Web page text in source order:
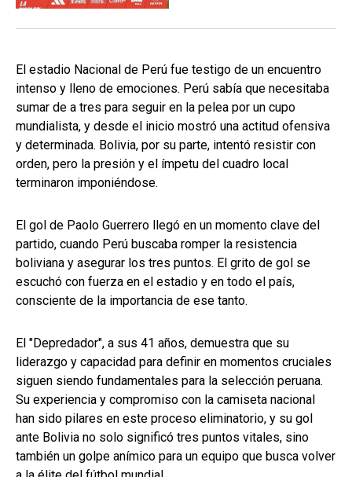
El estadio Nacional de Perú fue testigo de un encuentro
intenso y lleno de emociones. Perú sabía que necesitaba
sumar de a tres para seguir en la pelea por un cupo
mundialista, y desde el inicio mostró una actitud ofensiva
y determinada. Bolivia, por su parte, intentó resistir con
orden, pero la presión y el ímpetu del cuadro local
terminaron imponiéndose.
El gol de Paolo Guerrero llegó en un momento clave del
partido, cuando Perú buscaba romper la resistencia
boliviana y asegurar los tres puntos. El grito de gol se
escuchó con fuerza en el estadio y en todo el país,
consciente de la importancia de ese tanto.
El "Depredador", a sus 41 años, demuestra que su
liderazgo y capacidad para definir en momentos cruciales
siguen siendo fundamentales para la selección peruana.
Su experiencia y compromiso con la camiseta nacional
han sido pilares en este proceso eliminatorio, y su gol
ante Bolivia no solo significó tres puntos vitales, sino
también un golpe anímico para un equipo que busca volver